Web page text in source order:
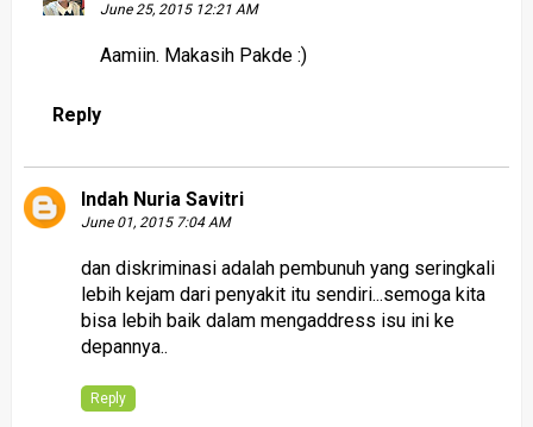
June 25, 2015 12:21 AM
Aamiin. Makasih Pakde :)
Reply
Indah Nuria Savitri
June 01, 2015 7:04 AM
dan diskriminasi adalah pembunuh yang seringkali
lebih kejam dari penyakit itu sendiri...semoga kita
bisa lebih baik dalam mengaddress isu ini ke
depannya..
Reply